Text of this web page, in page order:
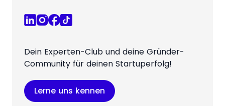
Dein Experten-Club und deine Gründer-
Community für deinen Startuperfolg!
Lerne uns kennen